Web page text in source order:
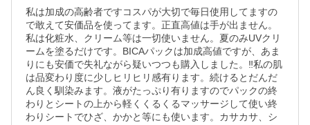
私は加成の高齢者ですコスパが大切で毎日使用してますの
で敢えて安価品を使ってます。正直高値は手が出ません。
私は化粧水、クリーム等は一切使いません。夏のみUVクリ
ームを塗るだけです。BICAパックは加成高値ですが、あま
りにも安価で失礼ながら疑いつつも購入しました。‼️私の肌
は品変わり度に少しヒリヒリ感有ります。続けるとだんだ
ん良く馴染みます。液がたっぷり有りますのでパックの終
わりとシートの上から軽くくるくるマッサージして使い終
わりシートでひざ、かかと等にも使います。カサカサ、シ